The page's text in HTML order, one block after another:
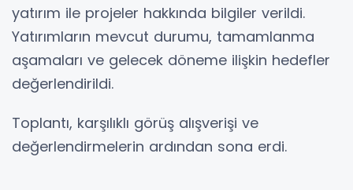
yatırım ile projeler hakkında bilgiler verildi.
Yatırımların mevcut durumu, tamamlanma
aşamaları ve gelecek döneme ilişkin hedefler
değerlendirildi.
Toplantı, karşılıklı görüş alışverişi ve
değerlendirmelerin ardından sona erdi.